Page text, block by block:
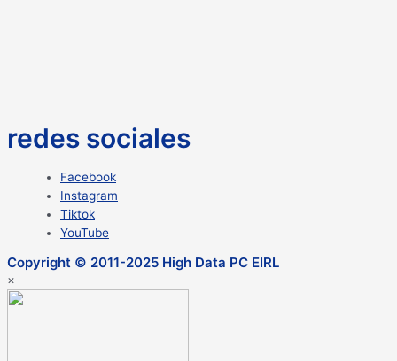
redes sociales
Facebook
Instagram
Tiktok
YouTube
Copyright © 2011-2025 High Data PC EIRL
×